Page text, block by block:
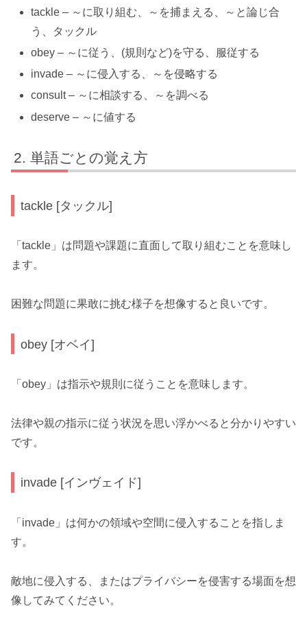
tackle – ～に取り組む、～を捕まえる、～と論じ合
う、タックル
obey – ～に従う、(規則など)を守る、服従する
invade – ～に侵入する、～を侵略する
consult – ～に相談する、～を調べる
deserve – ～に値する
単語ごとの覚え方
tackle [タックル]
「tackle」は問題や課題に直面して取り組むことを意味し
ます。
困難な問題に果敢に挑む様子を想像すると良いです。
obey [オベイ]
「obey」は指示や規則に従うことを意味します。
法律や親の指示に従う状況を思い浮かべると分かりやすい
です。
invade [インヴェイド]
「invade」は何かの領域や空間に侵入することを指しま
す。
敵地に侵入する、またはプライバシーを侵害する場面を想
像してみてください。